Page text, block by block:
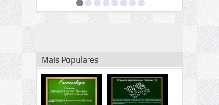
Mais Populares